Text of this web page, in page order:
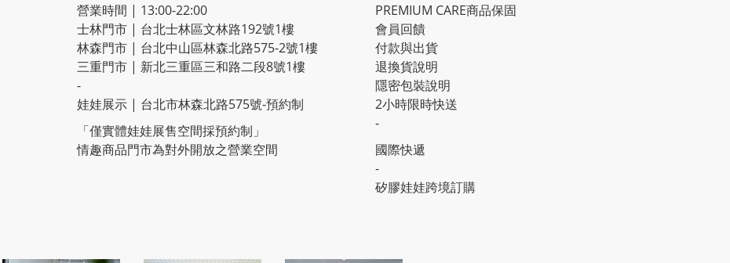
營業時間 | 13:00-22:00
士林門市 | 台北士林區文林路192號1樓
林森門市 | 台北中山區林森北路575-2號1樓
三重門市 | 新北三重區三和路二段8號1樓
-
娃娃展示 | 台北市林森北路575號-預約制
「僅實體娃娃展售空間採預約制」
情趣商品門市為對外開放之營業空間
PREMIUM CARE商品保固
會員回饋
付款與出貨
退換貨說明
隱密包裝說明
2小時限時快送
-
國際快遞
-
矽膠娃娃跨境訂購